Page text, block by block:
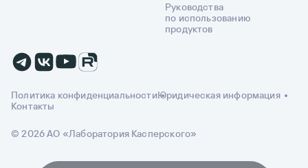
Руководства
по использованию
продуктов
© 2026 АО «Лаборатория Касперского»
Политика конфиденциальностиЮридическая информация
Контакты